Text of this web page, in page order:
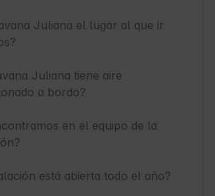
Juliana el lugar al que ir
Juliana tiene aire
a bordo?
en el equipo de la
está abierta todo el año?